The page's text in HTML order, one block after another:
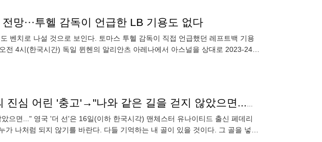
망···투헬 감독이 언급한 LB 기용도 없다
벤치로 나설 것으로 보인다. 토마스 투헬 감독이 직접 언급했던 레프트백 기용
전 4시(한국시간) 독일 뮌헨의 알리안츠 아레나에서 아스널을 상대로 2023-24
맨유 '18세 MF' 향한 몰락한 천재의 진심 어린 '충고'→"나와 같은 길을 걷지 않았으면...그는 정말 좋은 선수"
으면..." 영국 '더 선'은 16일(이하 한국시각) 맨체스터 유나이티드 출신 페데리
가 나처럼 되지 않기를 바란다. 다들 기억하는 내 골이 있을 것이다. 그 골을 넣